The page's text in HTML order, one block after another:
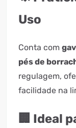
Uso
Conta com
pés de
regulagem,
facilidade na
🏢 Ideal